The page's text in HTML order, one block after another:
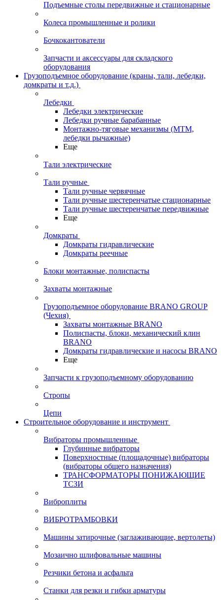
Подъемные столы передвижные и стационарные
Колеса промышленные и ролики
Бочкокантователи
Запчасти и аксессуары для складского
оборудования
Грузоподъемное оборудование (краны, тали, лебедки,
домкраты и т.д.)
Лебедки
Лебедки электрические
Лебедки ручные барабанные
Монтажно-тяговые механизмы (МТМ,
лебедки рычажные)
Еще
Тали электрические
Тали ручные
Тали ручные червячные
Тали ручные шестеренчатые стационарные
Тали ручные шестеренчатые передвижные
Еще
Домкраты
Домкраты гидравлические
Домкраты реечные
Блоки монтажные, полиспасты
Захваты монтажные
Грузоподъемное оборудование BRANO GROUP
(Чехия)
Захваты монтажные BRANO
Полиспасты, блоки, механический клин
BRANO
Домкраты гидравлические и насосы BRANO
Еще
Запчасти к грузоподъемному оборудованию
Стропы
Цепи
Строительное оборудование и инструмент
Вибраторы промышленные
Глубинные вибраторы
Поверхностные (площадочные) вибраторы
(вибраторы общего назначения)
ТРАНСФОРМАТОРЫ ПОНИЖАЮЩИЕ
ТСЗИ
Виброплиты
ВИБРОТРАМБОВКИ
Машины затирочные (заглаживающие, вертолеты)
Мозаично шлифовальные машины
Резчики бетона и асфальта
Станки для резки и гибки арматуры